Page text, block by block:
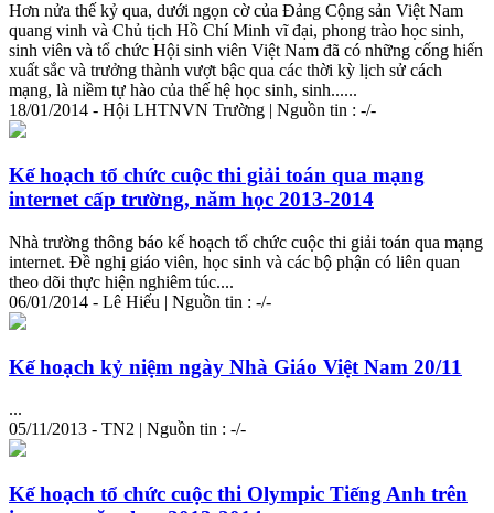
Hơn nửa thế kỷ qua, dưới ngọn cờ của Đảng Cộng sản Việt Nam
quang vinh và Chủ tịch Hồ Chí Minh vĩ đại, phong trào học sinh,
sinh viên và tổ chức Hội sinh viên Việt Nam đã có những cống hiến
xuất sắc và trưởng thành vượt bậc qua các thời kỳ lịch sử cách
mạng, là niềm tự hào của thế hệ học sinh, sinh......
18/01/2014 - Hội LHTNVN Trường | Nguồn tin : -/-
Kế hoạch tổ chức cuộc thi giải toán qua mạng
internet cấp trường, năm học 2013-2014
Nhà trường thông báo kế hoạch tổ chức cuộc thi giải toán qua mạng
internet. Đề nghị giáo viên, học sinh và các bộ phận có liên quan
theo dõi thực hiện nghiêm túc....
06/01/2014 - Lê Hiếu | Nguồn tin : -/-
Kế hoạch kỷ niệm ngày Nhà Giáo Việt Nam 20/11
...
05/11/2013 - TN2 | Nguồn tin : -/-
Kế hoạch tổ chức cuộc thi Olympic Tiếng Anh trên